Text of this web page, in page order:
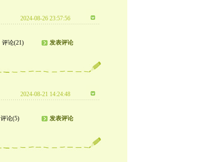
2024-08-26 23:57:56
评论(21) 发表评论
2024-08-21 14:24:48
评论(5) 发表评论